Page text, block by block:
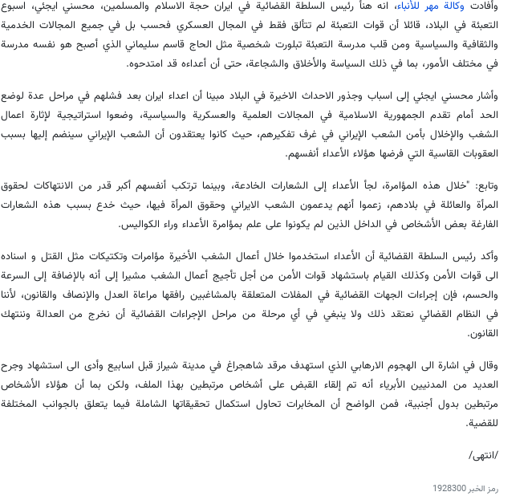
وأفادت وكالة مهر للأنباء، انه هنأ رئيس السلطة القضائية في ايران حجة الاسلام والمسلمين، محسني ايجئي، اسبوع
التعبئة في البلاد، قائلا أن قوات التعبئة لم تتألق فقط في المجال العسكري فحسب بل في جميع المجالات الخدمية
والثقافية والسياسية ومن قلب مدرسة التعبئة تبلورت شخصية مثل الحاج قاسم سليماني الذي أصبح هو نفسه مدرسة
في مختلف الأمور، بما في ذلك السياسة والأخلاق والشجاعة، حتى أن أعداءه قد امتدحوه.
وأشار محسني ايجئي إلى اسباب وجذور الاحداث الاخيرة في البلاد مبينا أن اعداء ايران بعد فشلهم في مراحل عدة لوضع
الحد أمام تقدم الجمهورية الاسلامية في المجالات العلمية والعسكرية والسياسية، وضعوا استراتيجية لإثارة اعمال
الشغب والإخلال بأمن الشعب الإيراني في غرف تفكيرهم، حيث كانوا يعتقدون أن الشعب الإيراني سينضم إليها بسبب
العقوبات القاسية التي فرضها هؤلاء الأعداء أنفسهم.
وتابع: "خلال هذه المؤامرة، لجأ الأعداء إلى الشعارات الخادعة، وبينما ترتكب أنفسهم أكبر قدر من الانتهاكات لحقوق
المرأة والعائلة في بلادهم، زعموا أنهم يدعمون الشعب الايراني وحقوق المرأة فيها، حيث خدع بسبب هذه الشعارات
الفارغة بعض الأشخاص في الداخل الذين لم يكونوا على علم بمؤامرة الأعداء وراء الكواليس.
وأكد رئيس السلطة القضائية أن الأعداء استخدموا خلال أعمال الشغب الأخيرة مؤامرات وتكتيكات مثل القتل و اسناده
الى قوات الأمن وكذلك القيام باستشهاد قوات الأمن من أجل تأجيج أعمال الشغب مشيرا إلى أنه بالإضافة إلى السرعة
والحسم، فإن إجراءات الجهات القضائية في المفلات المتعلقة بالمشاغبين رافقها مراعاة العدل والإنصاف والقانون، لأننا
في النظام القضائي نعتقد ذلك ولا ينبغي في أي مرحلة من مراحل الإجراءات القضائية أن نخرج من العدالة وننتهك
القانون.
وقال في اشارة الى الهجوم الارهابي الذي استهدف مرقد شاهجراغ في مدينة شيراز قبل اسابيع وأدى الى استشهاد وجرح
العديد من المدنيين الأبرياء أنه تم إلقاء القبض على أشخاص مرتبطين بهذا الملف، ولكن بما أن هؤلاء الأشخاص
مرتبطين بدول أجنبية، فمن الواضح أن المخابرات تحاول استكمال تحقيقاتها الشاملة فيما يتعلق بالجوانب المختلفة
للقضية.
/انتهى/
رمز الخبر1928300